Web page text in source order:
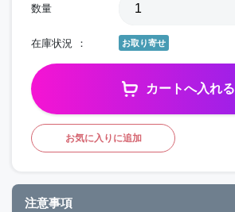
数量
在庫状況 お取り寄せ
カートへ入れる
お気に入りに追加
注意事項